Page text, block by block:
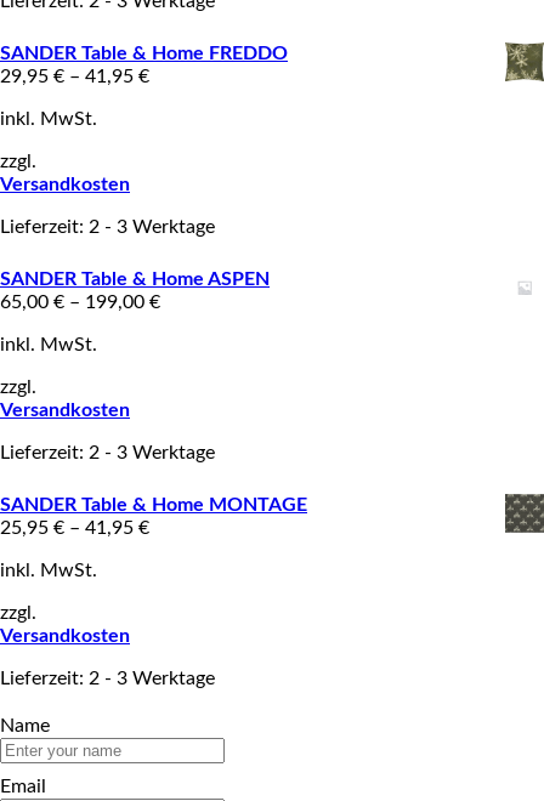
SANDER Table & Home FREDDO
29,95 € – 41,95 €
inkl. MwSt.
zzgl.
Versandkosten
Lieferzeit: 2 - 3 Werktage
SANDER Table & Home ASPEN
65,00 € – 199,00 €
inkl. MwSt.
zzgl.
Versandkosten
Lieferzeit: 2 - 3 Werktage
SANDER Table & Home MONTAGE
25,95 € – 41,95 €
inkl. MwSt.
zzgl.
Versandkosten
Lieferzeit: 2 - 3 Werktage
Name
Email